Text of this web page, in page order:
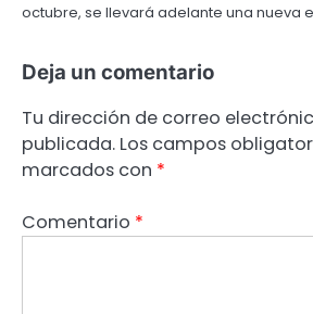
octubre, se llevará adelante una nueva
Deja un comentario
Tu dirección de correo
publicada. Los campos
marcados con *
Comentario *